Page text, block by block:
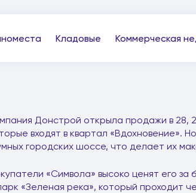
Кладовые Коммерческая
Донстрой открыла продажи в 28,
входят в квартал «Вдохновение».
городских шоссе, что делает их
«Символа» высоко ценят его
«Зеленая река», который проходит